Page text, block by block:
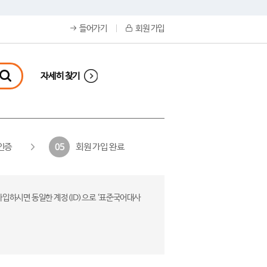
들어가기 회원 가입
자세히 찾기
증 05 회원 가입 완료
하시면 동일한 계정(ID)으로 ‘표준국어대사